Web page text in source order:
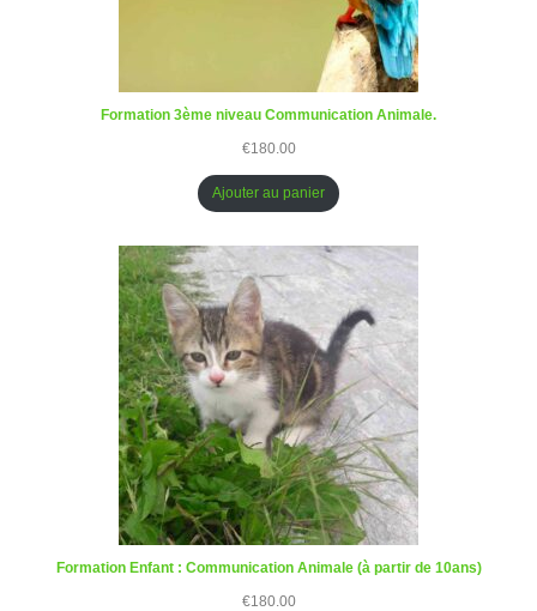
Formation 3ème niveau Communication Animale.
€180.00
Ajouter au panier
Formation Enfant : Communication Animale (à partir de 10ans)
€180.00